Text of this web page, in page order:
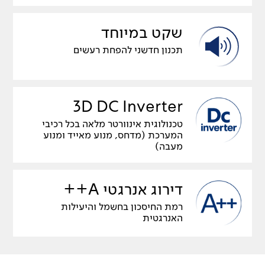
שקט במיוחד
תכנון חדשני להפחת רעשים
3D DC Inverter
טכנולוגית אינוורטר מלאה בכל רכיבי
המערכת (מדחס, מנוע מאייד ומנוע
מעבה)
דירוג אנרגטי A++
רמת החיסכון בחשמל והיעילות
האנרגטית